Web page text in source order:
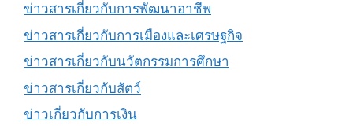
ข่าวสารเกี่ยวกับการพัฒนาอาชีพ
ข่าวสารเกี่ยวกับการเมืองและเศรษฐกิจ
ข่าวสารเกี่ยวกับนวัตกรรมการศึกษา
ข่าวสารเกี่ยวกับสัตว์
ข่าวเกี่ยวกับการเงิน